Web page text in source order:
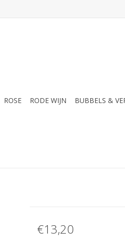
ROSE RODE WIJN BUBBELS &
€13,20